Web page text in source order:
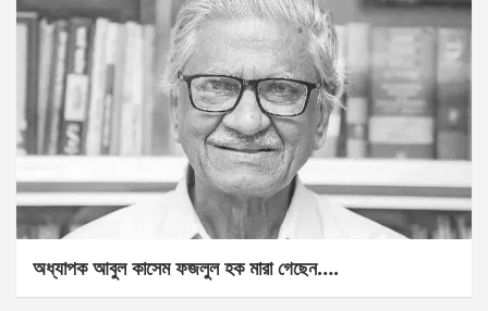
অধ্যাপক আবুল কাসেম ফজলুল হক মারা গেছেন….